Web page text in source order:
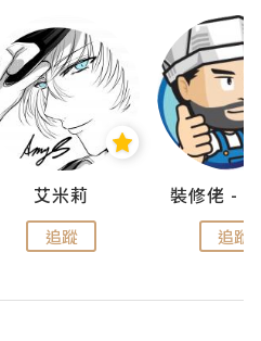
艾米莉
追蹤 追蹤